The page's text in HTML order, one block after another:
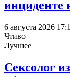
инциденте
6 августа 2026
Чтиво
Лучшее
Сексолог